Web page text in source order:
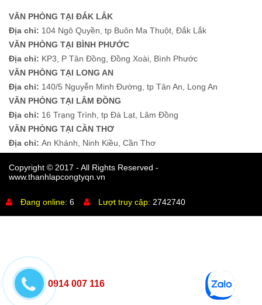
VĂN PHÒNG TẠI ĐẮK LẮK
Địa chỉ: 104 Ngô Quyền, tp Buôn Ma Thuột, Đắk Lắk
VĂN PHÒNG TẠI BÌNH PHƯỚC
Địa chỉ: KP3, P Tân Đồng, Đồng Xoài, Bình Phước
VĂN PHÒNG TẠI LONG AN
Địa chỉ: 140/5 Nguyễn Minh Đường, tp Tân An, Long An
VĂN PHÒNG TẠI LÂM ĐỒNG
Địa chỉ: 16 Trạng Trình, tp Đà Lạt, Lâm Đồng
VĂN PHÒNG TẠI CẦN THƠ
Địa chỉ: An Khánh, Ninh Kiều, Cần Thơ
Copyright © 2017 - All Rights Reserved -
www.thanhlapcongtyqn.vn
Đang online: 6 Lượt truy cập: 2742740
0914 007 116